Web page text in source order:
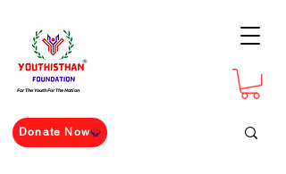
For The Youth For The Nation
Donate Now